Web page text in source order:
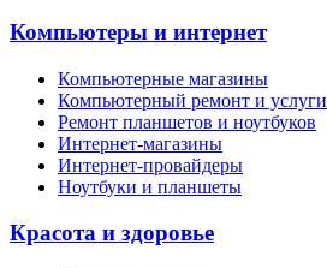
Компьютеры и интернет
Компьютерные магазины
Компьютерный ремонт и услуги
Ремонт планшетов и ноутбуков
Интернет-магазины
Интернет-провайдеры
Ноутбуки и планшеты
Красота и здоровье